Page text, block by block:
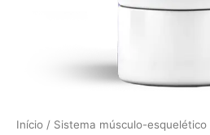
Início / Sistema músculo-esquelético